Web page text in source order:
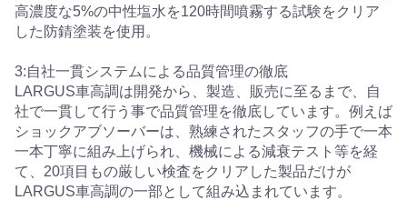
高濃度な5%の中性塩水を120時間噴霧する試験をクリア
した防錆塗装を使用。
3:自社一貫システムによる品質管理の徹底
LARGUS車高調は開発から、製造、販売に至るまで、自
社で一貫して行う事で品質管理を徹底しています。例えば
ショックアブソーバーは、熟練されたスタッフの手で一本
一本丁寧に組み上げられ、機械による減衰テスト等を経
て、20項目もの厳しい検査をクリアした製品だけが
LARGUS車高調の一部として組み込まれています。